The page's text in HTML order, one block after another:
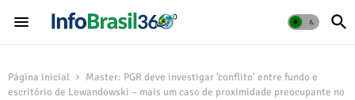
Página inicial
Master: PGR deve investigar ‘conflito’ entre fundo e
escritório de Lewandowski – mais um caso de proximidade preocupante no